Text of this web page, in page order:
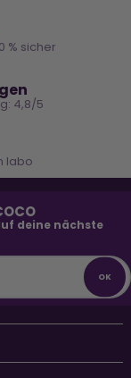
% sicher
4,8/5
labo
deine nächste